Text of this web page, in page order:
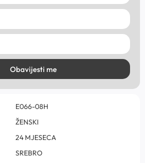
Obavijesti me
E066-08H
ŽENSKI
24 MJESECA
SREBRO